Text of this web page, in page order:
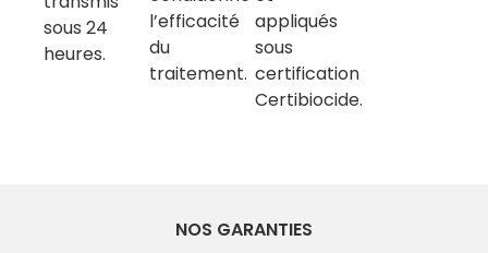
sous 24
heures.
l’efficacité
du
traitement.
appliqués
sous
certification
Certibiocide.
NOS GARANTIES